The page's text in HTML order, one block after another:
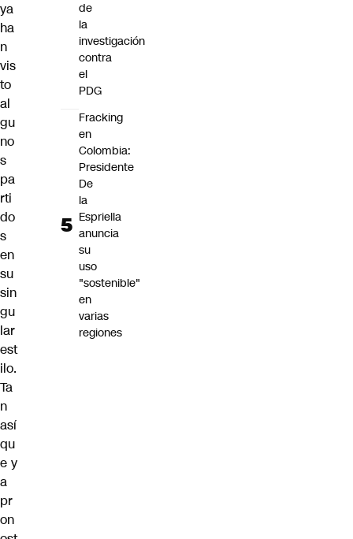
ya
ha
n
vis
to
al
gu
no
s
pa
rti
do
s
en
su
sin
gu
lar
est
ilo.
Ta
n
así
qu
e y
a
pr
on
de
la
investigación
contra
el
PDG
Fracking
en
Colombia:
Presidente
De
la
Espriella
anuncia
su
uso
"sostenible"
en
varias
regiones